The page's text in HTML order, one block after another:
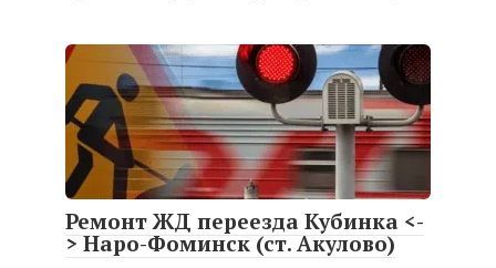
Ремонт ЖД переезда Кубинка <-
> Наро-Фоминск (ст. Акулово)